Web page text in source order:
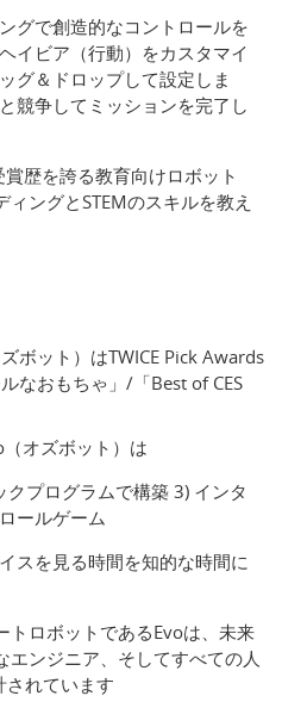
グで創造的なコントロールを
イビア（行動）をカスタマイ
グ＆ドロップして設定しま
競争してミッションを完了し
歴を誇る教育向けロボット
ングとSTEMのスキルを教え
ボット）はTWICE Pick Awards
なおもちゃ」/「Best of CES
オズボット）は
プログラムで構築 3) インタ
ールゲーム
スを見る時間を知的な時間に
トロボットであるEvoは、未来
エンジニア、そしてすべての人
されています